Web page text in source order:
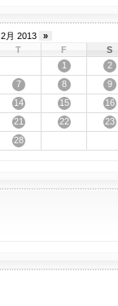
2月 2013
»
T F S
1
2
7 8 9
14 15 16
21 22 23
28